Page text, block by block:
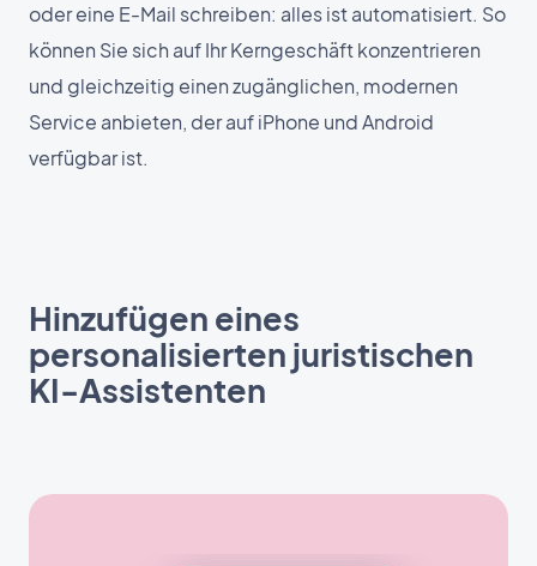
oder eine E-Mail schreiben: alles ist automatisiert. So
können Sie sich auf Ihr Kerngeschäft konzentrieren
und gleichzeitig einen zugänglichen, modernen
Service anbieten, der auf iPhone und Android
verfügbar ist.
Hinzufügen eines
personalisierten juristischen
KI-Assistenten